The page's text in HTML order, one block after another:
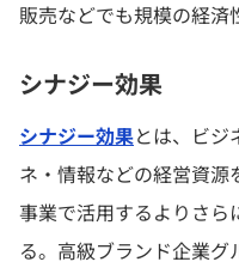
販売などでも規模の経済
シナジー効果
シナジー効果とは、ビジ
ネ・情報などの経営資源
事業で活用するよりさら
る。高級ブランド企業